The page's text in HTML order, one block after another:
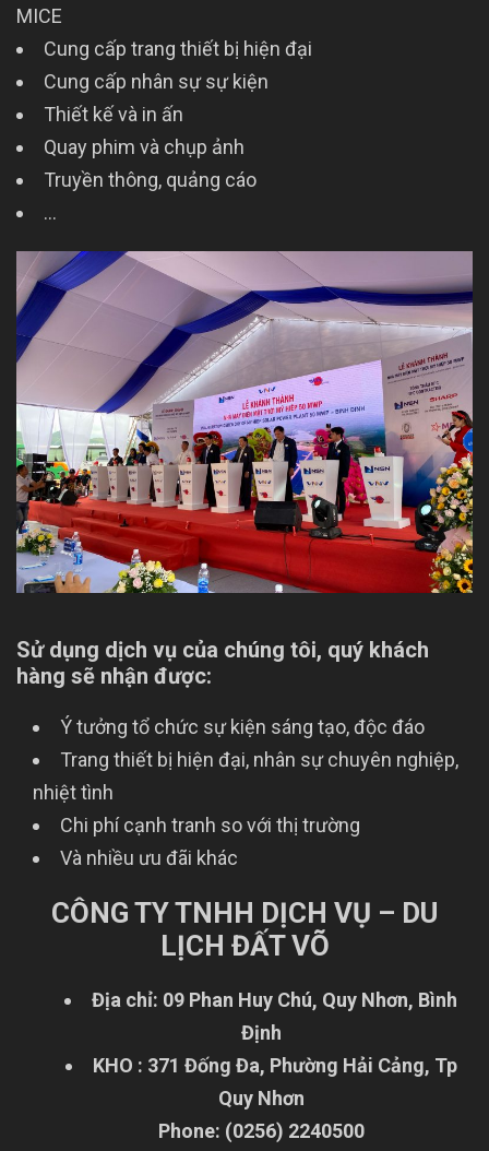
MICE
Cung cấp trang thiết bị hiện đại
Cung cấp nhân sự sự kiện
Thiết kế và in ấn
Quay phim và chụp ảnh
Truyền thông, quảng cáo
…
Sử dụng dịch vụ của chúng tôi, quý khách
hàng sẽ nhận được:
Ý tưởng tổ chức sự kiện sáng tạo, độc đáo
Trang thiết bị hiện đại, nhân sự chuyên nghiệp,
nhiệt tình
Chi phí cạnh tranh so với thị trường
Và nhiều ưu đãi khác
CÔNG TY TNHH DỊCH VỤ – DU
LỊCH ĐẤT VÕ
Địa chỉ: 09 Phan Huy Chú, Quy Nhơn, Bình
Định
KHO : 371 Đống Đa, Phường Hải Cảng, Tp
Quy Nhơn
Phone: (0256) 2240500